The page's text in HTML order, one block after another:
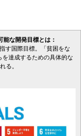
な開発目標とは：
す国際目標。「貧困をな
達成するための具体的な
る。